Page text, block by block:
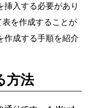
挿入する必要があり
を作成することが
作成する手順を紹介
方法